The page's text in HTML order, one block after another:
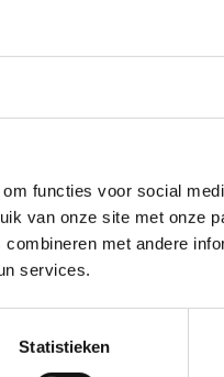
functies voor social
van onze site met onze
met andere
services.
Statistieken